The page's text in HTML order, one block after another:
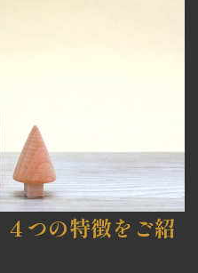
４つの特徴をご紹